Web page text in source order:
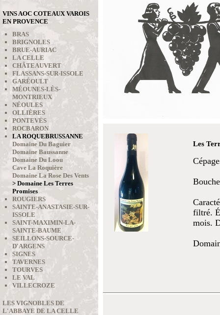
VINS AOC COTEAUX VAROIS
EN PROVENCE
BRAS
BRIGNOLES
BRUE-AURIAC
LA CELLE
CHÂTEAUVERT
FLASSANS-SUR-ISSOLE
GARÉOULT
MÉOUNES-LÈS-
MONTRIEUX
NÉOULES
OLLIÈRES
PONTEVÈS
ROCBARON
LA ROQUEBRUSSANNE
Domaine Du Baguier
Domaine Baussanne
Domaine Du Loou
Cave La Roquière
Domaine La Rose Des Vents
> Domaine Les Terres
Promises
ROUGIERS
SAINTE-ANASTASIE-SUR-
ISSOLE
SAINT-MAXIMIN-LA-
SAINTE-BAUME
SEILLONS-SOURCE-
D'ARGENS
SIGNES
TAVERNES
TOURVES
LE VAL
VILLECROZE
LES VIGNOBLES DE
L'ABBAYE DE LA CELLE
Les
filtré.
mois.